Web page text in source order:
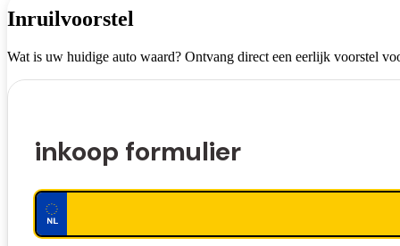
Inruilvoorstel
Wat is uw huidige auto waard? Ontvang direct een eerlijk voorstel
inkoop formulier